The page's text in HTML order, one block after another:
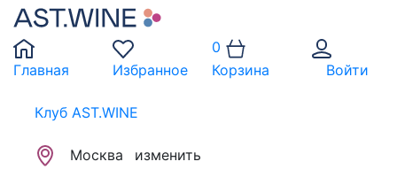
Главная Избранное
0
Корзина
Войти
Клуб AST.WINE
Москва изменить